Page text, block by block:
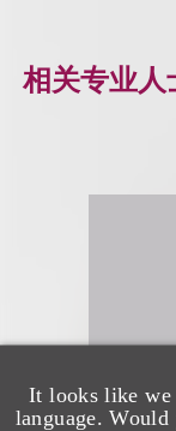
It looks like we
language.
相关专业人